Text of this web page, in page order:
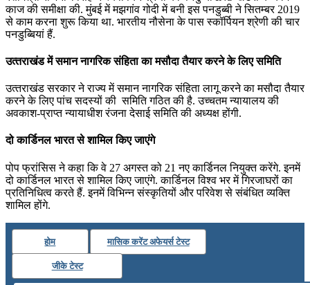
काज की समीक्षा की. मुंबई में मझगांव गोदी में बनी इस पनडुब्‍बी ने सितम्‍बर 2019
से काम करना शुरू किया था. भारतीय नौसेना के पास स्कॉर्पियन श्रेणी की चार
पनडुब्बियां हैं.
उत्‍तराखंड में समान नागरिक संहिता का मसौदा तैयार करने के लिए सम‍िति
उत्‍तराखंड सरकार ने राज्‍य में समान नागरिक संहिता लागू करने का मसौदा तैयार
करने के लिए पांच सदस्‍यों की सम‍िति गठि‍त की है. उच्‍चतम न्‍यायालय की
अवकाश-प्राप्‍त न्‍यायाधीश रंजना देसाई समिति की अध्यक्ष होंगी.
दो कार्डिनल भारत से शामिल किए जाएंगे
पोप फ्रांसिस ने कहा कि वे 27 अगस्‍त को 21 नए कार्डिनल नियुक्‍त करेंगे. इनमें
दो कार्डिनल भारत से शामिल किए जाएंगे. कार्डिनल विश्‍व भर में गिरजाघरों का
प्रतिनिधित्‍व करते हैं. इनमें विभिन्‍न संस्‍कृतियों और परिवेश से संबंधित व्‍यक्‍त‍ि
शामिल होंगे.
होम मासिक करेंट अफेयर्स टेस्ट
जीके टेस्ट